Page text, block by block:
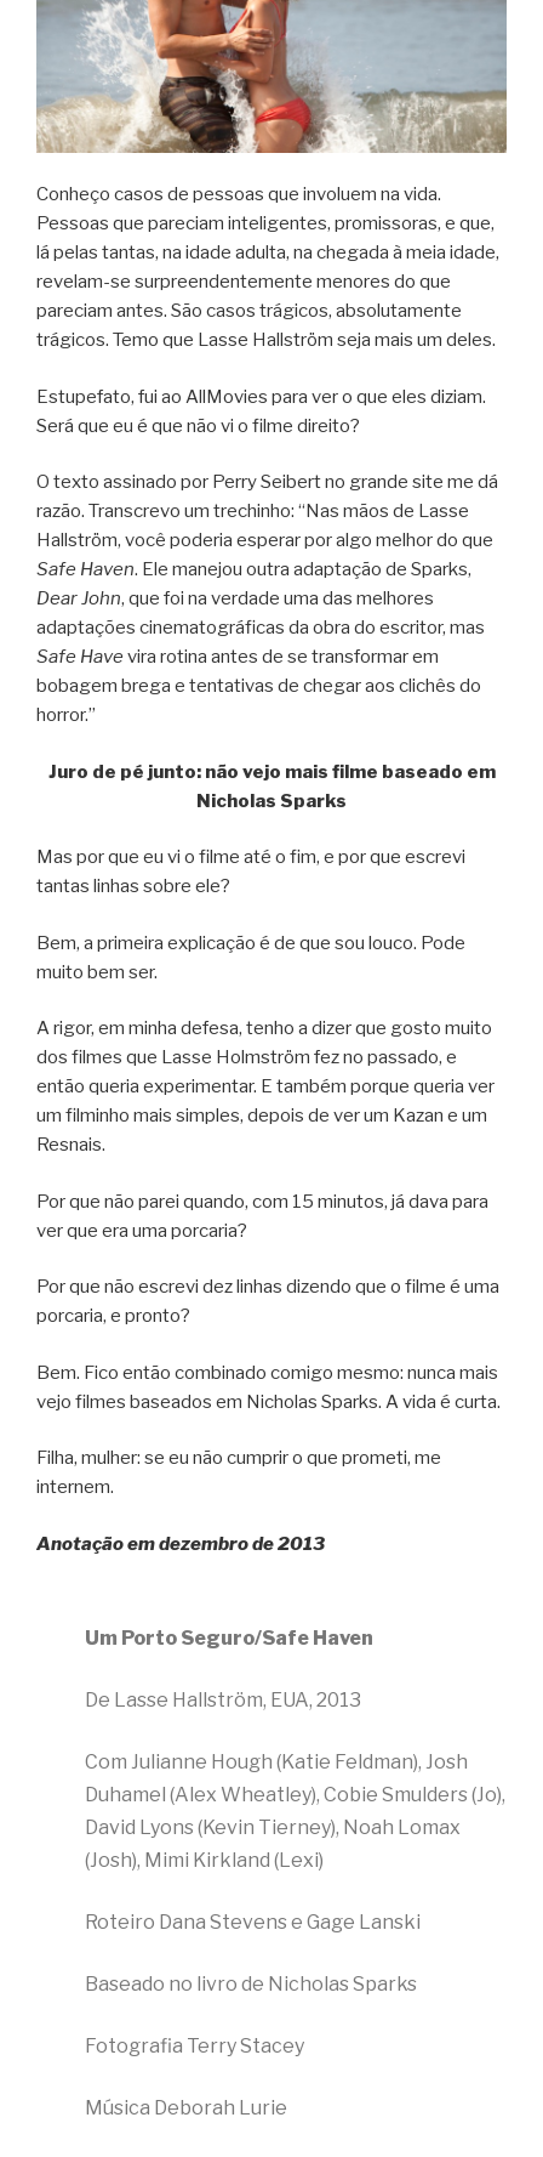
Conheço casos de pessoas que involuem na vida.
Pessoas que pareciam inteligentes, promissoras, e que,
lá pelas tantas, na idade adulta, na chegada à meia idade,
revelam-se surpreendentemente menores do que
pareciam antes. São casos trágicos, absolutamente
trágicos. Temo que Lasse Hallström seja mais um deles.
Estupefato, fui ao AllMovies para ver o que eles diziam.
Será que eu é que não vi o filme direito?
O texto assinado por Perry Seibert no grande site me dá
razão. Transcrevo um trechinho: “Nas mãos de Lasse
Hallström, você poderia esperar por algo melhor do que
Safe Haven. Ele manejou outra adaptação de Sparks,
Dear John, que foi na verdade uma das melhores
adaptações cinematográficas da obra do escritor, mas
Safe Have vira rotina antes de se transformar em
bobagem brega e tentativas de chegar aos clichês do
horror.”
Juro de pé junto: não vejo mais filme baseado em
Nicholas Sparks
Mas por que eu vi o filme até o fim, e por que escrevi
tantas linhas sobre ele?
Bem, a primeira explicação é de que sou louco. Pode
muito bem ser.
A rigor, em minha defesa, tenho a dizer que gosto muito
dos filmes que Lasse Holmström fez no passado, e
então queria experimentar. E também porque queria ver
um filminho mais simples, depois de ver um Kazan e um
Resnais.
Por que não parei quando, com 15 minutos, já dava para
ver que era uma porcaria?
Por que não escrevi dez linhas dizendo que o filme é uma
porcaria, e pronto?
Bem. Fico então combinado comigo mesmo: nunca mais
vejo filmes baseados em Nicholas Sparks. A vida é curta.
Filha, mulher: se eu não cumprir o que prometi, me
internem.
Anotação em dezembro de 2013
Um Porto Seguro/Safe Haven
De Lasse Hallström, EUA, 2013
Com Julianne Hough (Katie Feldman), Josh
Duhamel (Alex Wheatley), Cobie Smulders (Jo),
David Lyons (Kevin Tierney), Noah Lomax
(Josh), Mimi Kirkland (Lexi)
Roteiro Dana Stevens e Gage Lanski
Baseado no livro de Nicholas Sparks
Fotografia Terry Stacey
Música Deborah Lurie